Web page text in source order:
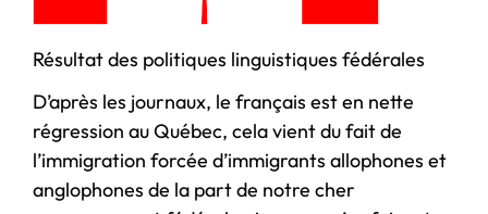
Résultat des politiques linguistiques fédérales
D’après les journaux, le français est en nette
régression au Québec, cela vient du fait de
l’immigration forcée d’immigrants allophones et
anglophones de la part de notre cher